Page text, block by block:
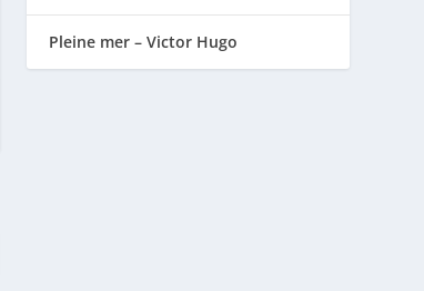
Pleine mer – Victor Hugo